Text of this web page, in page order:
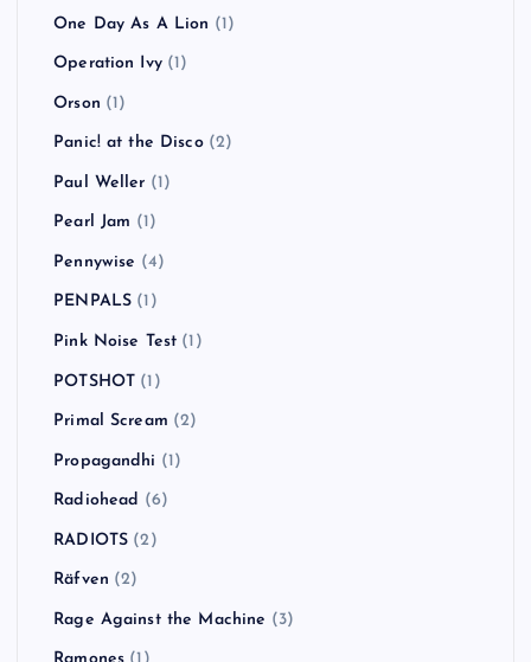
One Day As A Lion (1)
Operation Ivy(1)
Orson (1)
Panic! at the Disco(2)
Paul Weller (1)
Pearl Jam (1)
Pennywise (4)
PENPALS (1)
Pink Noise Test (1)
POTSHOT (1)
Primal Scream (2)
Propagandhi (1)
Radiohead (6)
RADIOTS (2)
Räfven (2)
Rage Against the Machine (3)